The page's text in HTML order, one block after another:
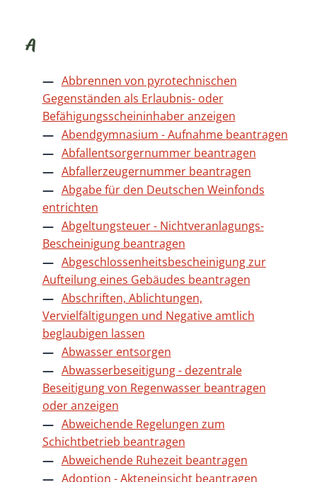
A
Abbrennen von pyrotechnischen
Gegenständen als Erlaubnis- oder
Befähigungsscheininhaber anzeigen
Abendgymnasium - Aufnahme beantragen
Abfallentsorgernummer beantragen
Abfallerzeugernummer beantragen
Abgabe für den Deutschen Weinfonds
entrichten
Abgeltungsteuer - Nichtveranlagungs-
Bescheinigung beantragen
Abgeschlossenheitsbescheinigung zur
Aufteilung eines Gebäudes beantragen
Abschriften, Ablichtungen,
Vervielfältigungen und Negative amtlich
beglaubigen lassen
Abwasser entsorgen
Abwasserbeseitigung - dezentrale
Beseitigung von Regenwasser beantragen
oder anzeigen
Abweichende Regelungen zum
Schichtbetrieb beantragen
Abweichende Ruhezeit beantragen
Adoption - Akteneinsicht beantragen